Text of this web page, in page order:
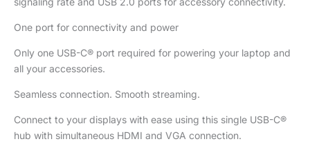
One port for connectivity and power
Only one USB-C® port required for powering your laptop and
all your accessories.
Seamless connection. Smooth streaming.
Connect to your displays with ease using this single USB-C®
hub with simultaneous HDMI and VGA connection.